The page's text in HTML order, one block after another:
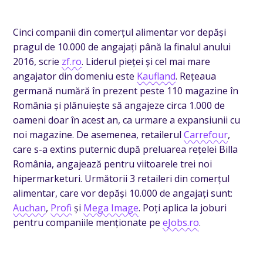
Cinci companii din comerțul alimentar vor depăși
pragul de 10.000 de angajați până la finalul anului
2016, scrie zf.ro. Liderul pieței și cel mai mare
angajator din domeniu este Kaufland. Rețeaua
germană numără în prezent peste 110 magazine în
România și plănuiește să angajeze circa 1.000 de
oameni doar în acest an,ca urmare a expansiunii cu
noi magazine. De asemenea, retailerulCarrefour,
care s-a extins puternic după preluarea rețelei Billa
România, angajează pentru viitoarele trei noi
hipermarketuri. Următorii 3 retaileri din comerțul
alimentar, care vor depăși 10.000 de angajați sunt:
Auchan, Profi și Mega Image. Poți aplica la joburi
pentru companiile menționate pe eJobs.ro.